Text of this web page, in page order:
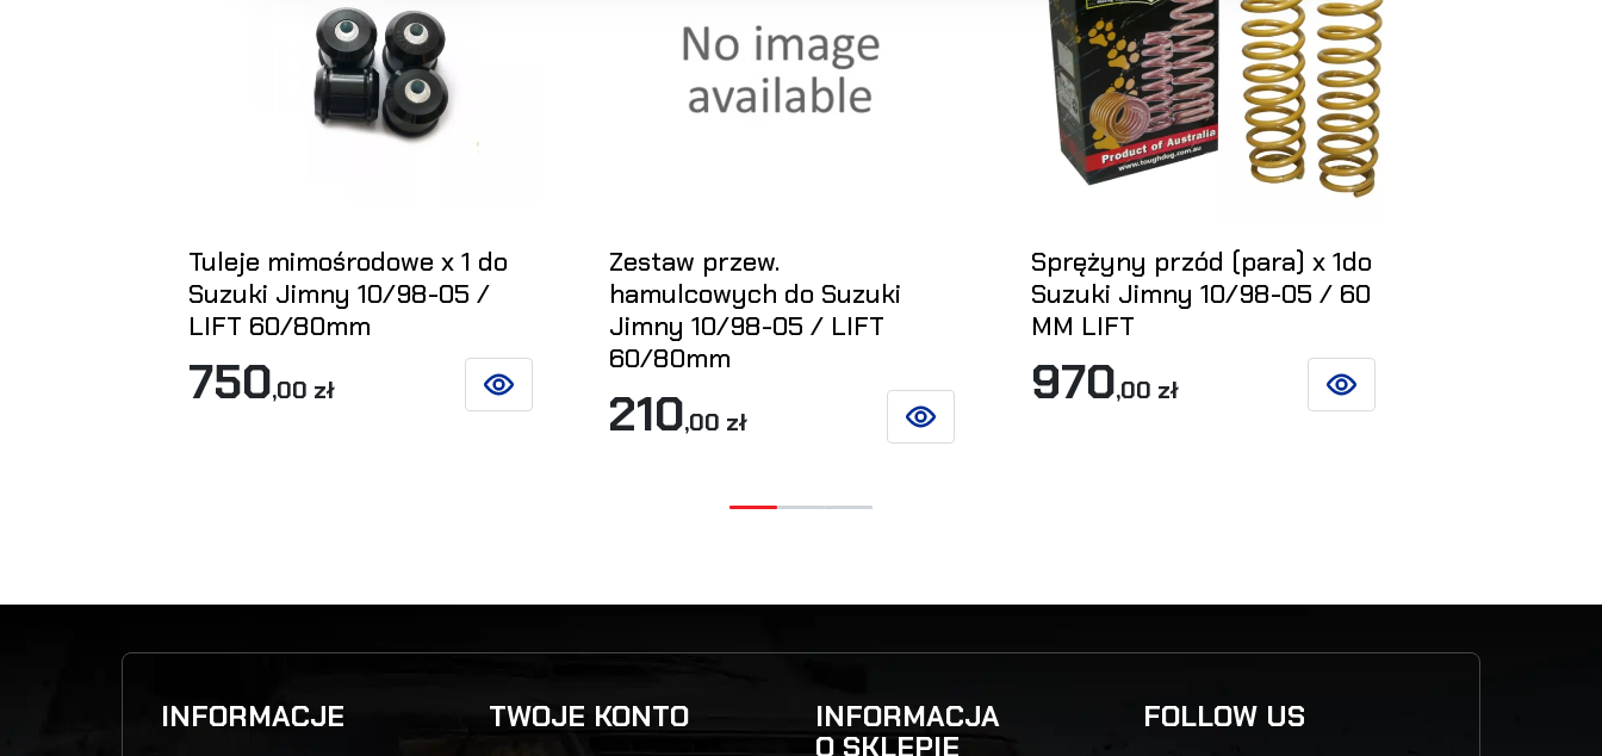
Tuleje mimośrodowe x 1 do
Suzuki Jimny 10/98-05 /
LIFT 60/80mm
750,00 zł ZOBACZ SZCZEGÓŁY
Zestaw przew.
hamulcowych do Suzuki
Jimny 10/98-05 / LIFT
60/80mm
210,00 zł ZOBACZ SZCZEGÓŁY
Sprężyny przód (para) x 1do
Suzuki Jimny 10/98-05 / 60
MM LIFT
970,00 zł ZOBACZ SZCZEGÓŁY
INFORMACJE TWOJE KONTO
INFORMACJA
O SKLEPIE
FOLLOW US